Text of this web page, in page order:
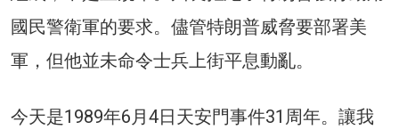
國民警衛軍的要求。儘管特朗普威脅要部署美
軍，但他並未命令士兵上街平息動亂。
今天是1989年6月4日天安門事件31周年。讓我